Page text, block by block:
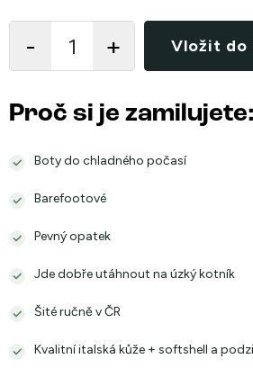
cena:
Vložit do
Proč si je zamilujete:
Boty do chladného počasí
Barefootové
Pevný opatek
Jde dobře utáhnout na úzký kotník
Šité ručně v ČR
Kvalitní italská kůže + softshell a